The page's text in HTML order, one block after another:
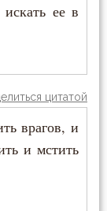
искать ее в
цитатой
врагов, и
и мстить